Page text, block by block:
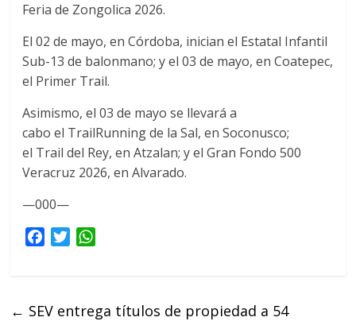
Feria de Zongolica 2026.
El 02 de mayo, en Córdoba, inician el Estatal Infantil
Sub-13 de balonmano; y el 03 de mayo, en Coatepec,
el Primer Trail.
Asimismo, el 03 de mayo se llevará a
cabo el TrailRunning de la Sal, en Soconusco;
el Trail del Rey, en Atzalan; y el Gran Fondo 500
Veracruz 2026, en Alvarado.
—000—
b
T
t
s
← SEV entrega títulos de propiedad a 54